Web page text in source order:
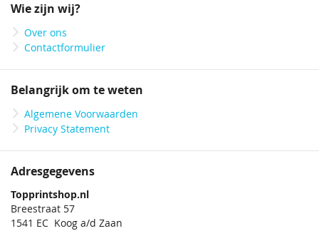
nieuwsbrief
Wie zijn wij?
Over ons
Contactformulier
Belangrijk om te weten
Algemene Voorwaarden
Privacy Statement
Adresgegevens
Topprintshop.nl
Breestraat 57
1541 EC Koog a/d Zaan